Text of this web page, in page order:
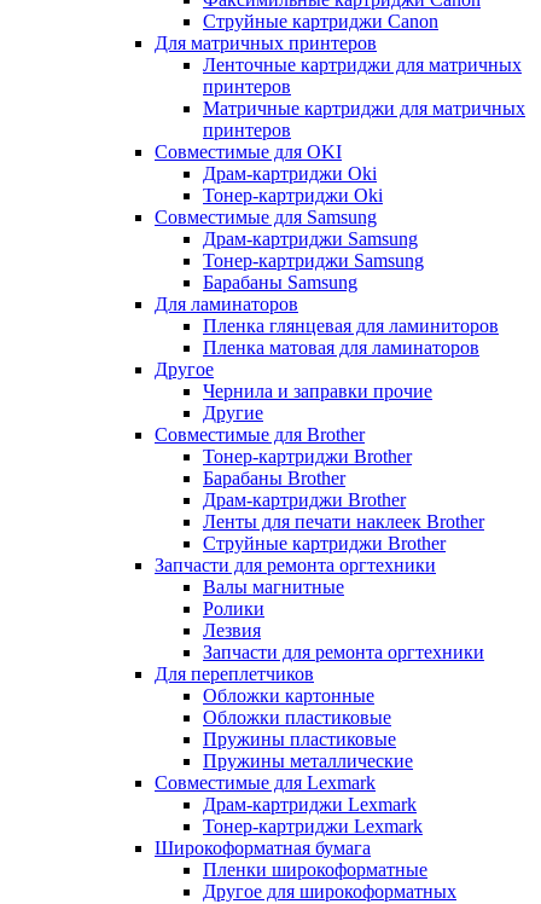
Струйные картриджи Canon
Для матричных принтеров
Ленточные картриджи для матричных
принтеров
Матричные картриджи для матричных
принтеров
Совместимые для OKI
Драм-картриджи Oki
Тонер-картриджи Oki
Совместимые для Samsung
Драм-картриджи Samsung
Тонер-картриджи Samsung
Барабаны Samsung
Для ламинаторов
Пленка глянцевая для ламиниторов
Пленка матовая для ламинаторов
Другое
Чернила и заправки прочие
Другие
Совместимые для Brother
Тонер-картриджи Brother
Барабаны Brother
Драм-картриджи Brother
Ленты для печати наклеек Brother
Струйные картриджи Brother
Запчасти для ремонта оргтехники
Валы магнитные
Ролики
Лезвия
Запчасти для ремонта оргтехники
Для переплетчиков
Обложки картонные
Обложки пластиковые
Пружины пластиковые
Пружины металлические
Совместимые для Lexmark
Драм-картриджи Lexmark
Тонер-картриджи Lexmark
Широкоформатная бумага
Пленки широкоформатные
Другое для широкоформатных